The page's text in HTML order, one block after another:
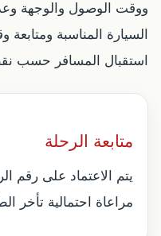
ووقت الوصول والوجهة
السيارة المناسبة
استقبال المسافر حسب
متابعة الرحلة
يتم الاعتماد على رقم
مراعاة احتمالية تأخر